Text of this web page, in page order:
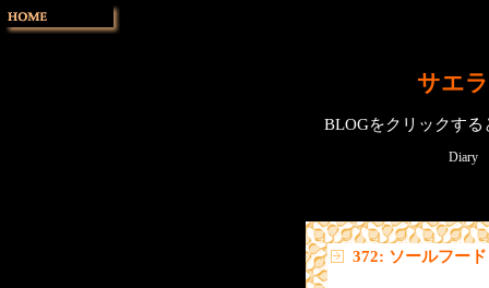
サエ
BLOGをクリックす
Diary
372: ソールフード